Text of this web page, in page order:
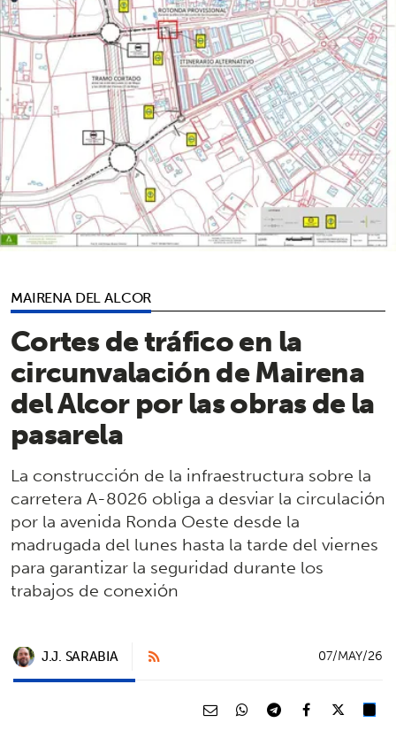
MAIRENA DEL ALCOR
Cortes de tráfico en la
circunvalación de Mairena
del Alcor por las obras de la
pasarela
La construcción de la infraestructura sobre la
carretera A-8026 obliga a desviar la circulación
por la avenida Ronda Oeste desde la
madrugada del lunes hasta la tarde del viernes
para garantizar la seguridad durante los
trabajos de conexión
J.J. SARABIA 07/MAY/26